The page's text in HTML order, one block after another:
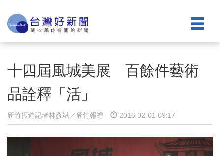
十四屆風城美展 百餘件藝術
品詮釋「活」
新竹振道記者林彥斌／新竹報導 2016-02-01 09:17